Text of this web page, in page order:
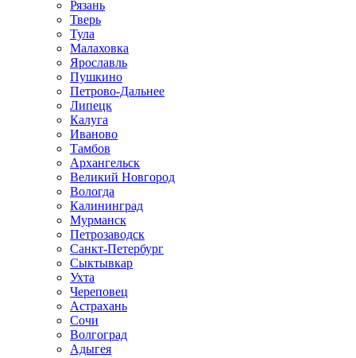
Рязань
Тверь
Тула
Малаховка
Ярославль
Пушкино
Петрово-Дальнее
Липецк
Калуга
Иваново
Тамбов
Архангельск
Великий Новгород
Вологда
Калининград
Мурманск
Петрозаводск
Санкт-Петербург
Сыктывкар
Ухта
Череповец
Астрахань
Сочи
Волгоград
Адыгея